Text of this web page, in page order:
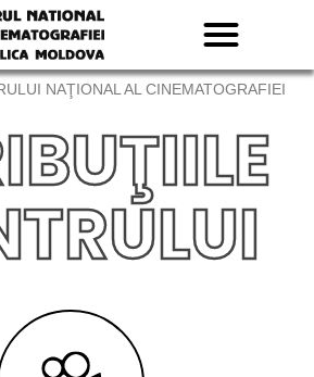
NAŢIONAL AL CINEMATOGRAFIEI